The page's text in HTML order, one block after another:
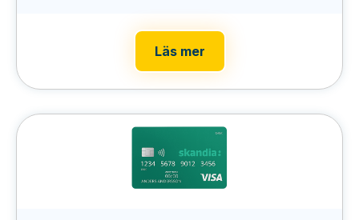
Läs mer